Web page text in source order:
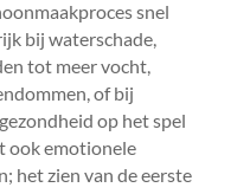
snel
bij waterschade,
tot meer vocht,
of bij
op het spel
ook emotionele
het zien van de eerste